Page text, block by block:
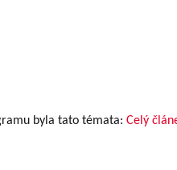
byla tato témata: Celý